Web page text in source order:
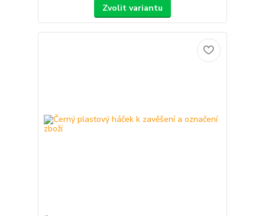
Zvolit variantu